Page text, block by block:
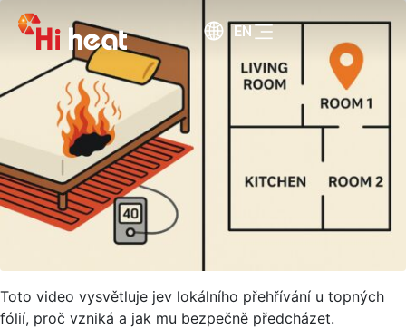
EN
Toto video vysvětluje jev lokálního přehřívání u topných
fólií, proč vzniká a jak mu bezpečně předcházet.